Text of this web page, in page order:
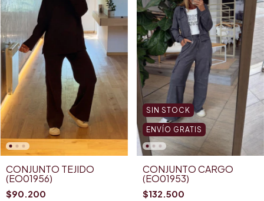
CONJUNTO TEJIDO
(EO01956)
$90.200
SIN STOCK
ENVÍO GRATIS
CONJUNTO CARGO
(EO01953)
$132.500